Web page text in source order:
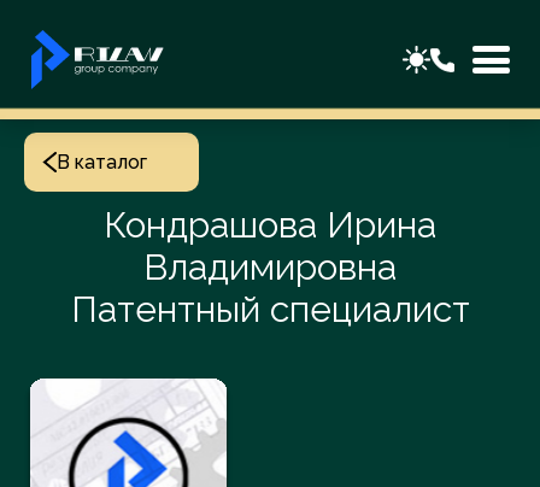
В каталог
Кондрашова Ирина
Владимировна
Патентный специалист